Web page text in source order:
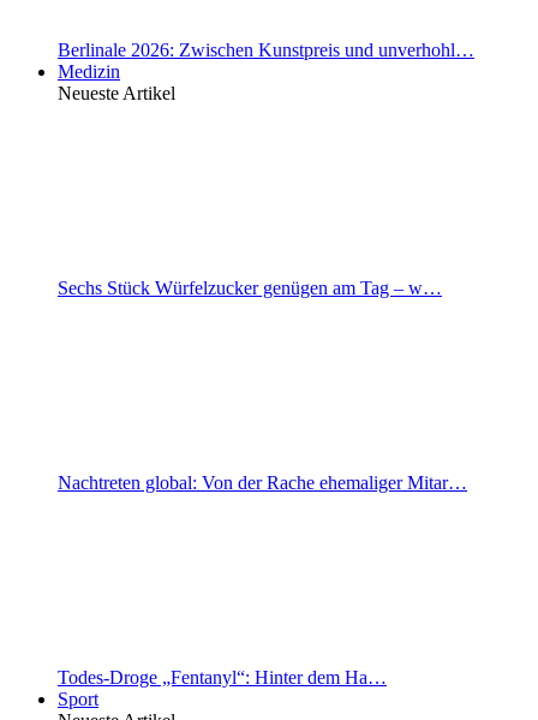
Berlinale 2026: Zwischen Kunstpreis und unverhohl…
Medizin
Neueste Artikel
Sechs Stück Würfelzucker genügen am Tag – w…
Nachtreten global: Von der Rache ehemaliger Mitar…
Todes-Droge „Fentanyl“: Hinter dem Ha…
Sport